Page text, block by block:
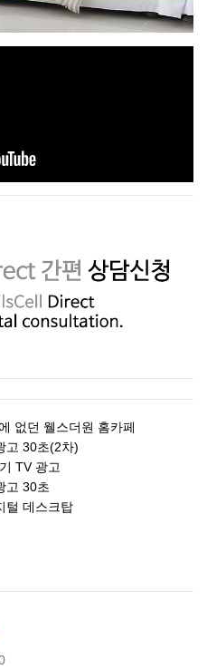
없던 웰스더원 홈카페
고 30초(2차)
TV 광고
고 30초
털 데스크탑